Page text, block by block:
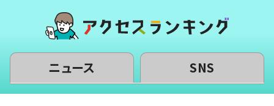
ニュース SNS